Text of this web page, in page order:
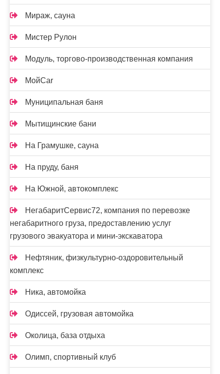
Мираж, сауна
Мистер Рулон
Модуль, торгово-производственная компания
МойCar
Муниципальная баня
Мытищинские бани
На Грамушке, сауна
На пруду, баня
На Южной, автокомплекс
НегабаритСервис72, компания по перевозке
негабаритного груза, предоставлению услуг
грузового эвакуатора и мини-экскаватора
Нефтяник, физкультурно-оздоровительный
комплекс
Ника, автомойка
Одиссей, грузовая автомойка
Околица, база отдыха
Олимп, спортивный клуб